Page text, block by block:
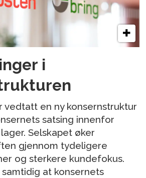
i
vedtatt en ny konsernstruktur
satsing innenfor
Selskapet øker
gjennom tydeligere
og sterkere kundefokus.
at konsernets